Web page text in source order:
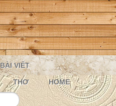
BÀI VIẾT
THƠ HOME